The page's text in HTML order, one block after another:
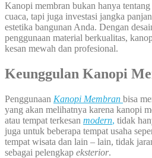
Kanopi membran bukan hanya
cuaca, tapi juga investasi jangka
estetika bangunan Anda. Dengan
penggunaan material berkualitas,
kesan mewah dan profesional.
Keunggulan Kanopi
Penggunaan Kanopi Membran bisa
yang akan melihatnya karena kanopi
atau tempat terkesan modern, tidak
juga untuk beberapa tempat usaha
tempat wisata dan lain – lain, tidak
sebagai pelengkap eksterior.